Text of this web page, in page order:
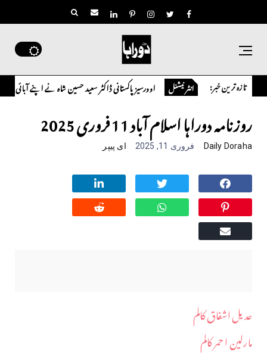
تازہ ترین خبر:
انٹر نیشنل اوورسیز پاکستانی ڈاکٹر سعید حسین شاہ نے اپنے آبائی مشترکہ زرعی رقبے
روزنامہ دوراہا اسلام آباد 11 فروری 2025
Daily Doraha فروری 11, 2025 ای پیپر
عدیل اشفاق کالم
مارلین ا حمر کالم